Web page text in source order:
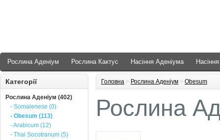
Рослина Аденіум Рослина Кактус Насіння Аденіума
Категорії
Рослина Аденіум (402)
- Somalenese (0)
- Obesum (113)
- Arabicum (12)
- Thai Socotranum (5)
Головна > Рослина Аденіум > Obesum
Рослина